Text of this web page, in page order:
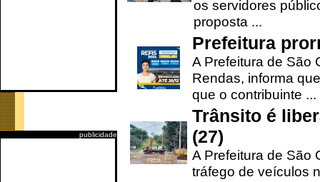
publicidade
os servidores
proposta ...
Prefeitura
A Prefeitura de São
Rendas, informa
que o contribuinte ...
Trânsito é
(27)
A Prefeitura de São
tráfego de veículos